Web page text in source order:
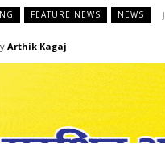
FEATURE NEWS NEWS
Arthik Kagaj